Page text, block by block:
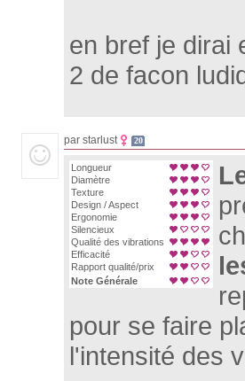
en bref je dirai
2 de facon
par starlust 20
Longueur
Diamètre
Texture
Design / Aspect
Ergonomie
Silencieux
Qualité des vibrations
Efficacité
Rapport qualité/prix
Note Générale
pour se faire
l'intensité des